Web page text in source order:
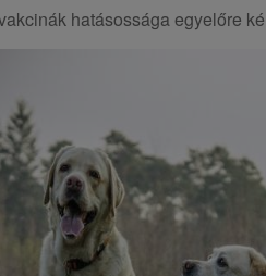
hatásossága egyelőre